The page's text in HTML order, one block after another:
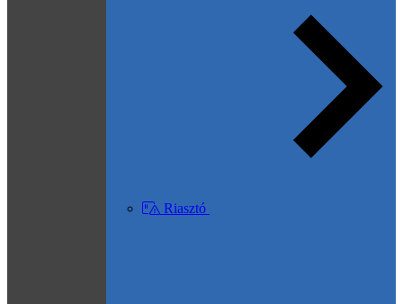
Riasztó